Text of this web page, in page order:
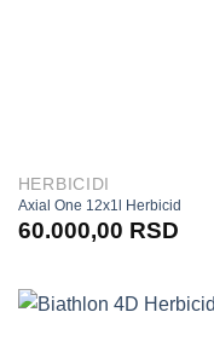
HERBICIDI
Axial One 12x1l Herbicid
60.000,00 RSD